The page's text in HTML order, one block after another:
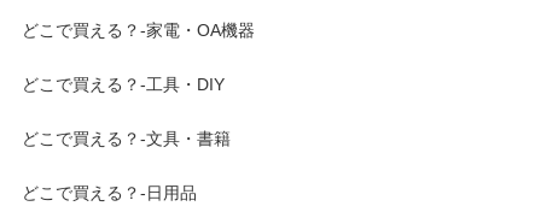
どこで買える？-家電・OA機器
どこで買える？-工具・DIY
どこで買える？-文具・書籍
どこで買える？-日用品